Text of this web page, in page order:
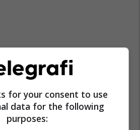
for your consent to use
data for the following
purposes: